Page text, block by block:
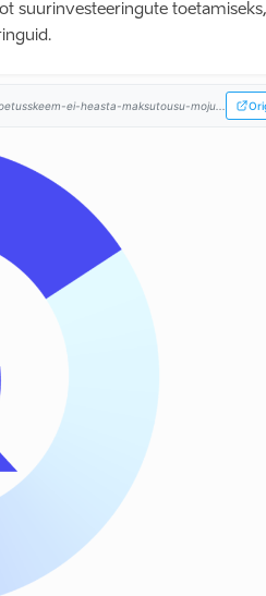
suurinvesteeringute
ei-heasta-maksutousu-moju...